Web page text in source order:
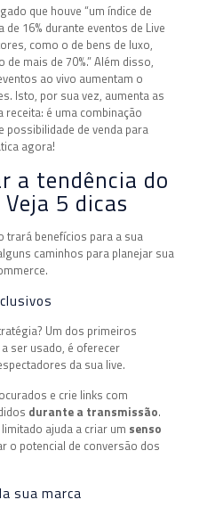
que houve “um índice de
16% durante eventos de Live
como o de bens de luxo,
mais de 70%.” Além disso,
ao vivo aumentam o
Isto, por sua vez, aumenta as
é uma combinação
possibilidade de venda para
agora!
a tendência do
5 dicas
trará benefícios para a sua
caminhos para planejar sua
Um dos primeiros
ser usado, é oferecer
da sua live.
e crie links com
durante a transmissão.
ajuda a criar um senso
o potencial de conversão dos
sua marca